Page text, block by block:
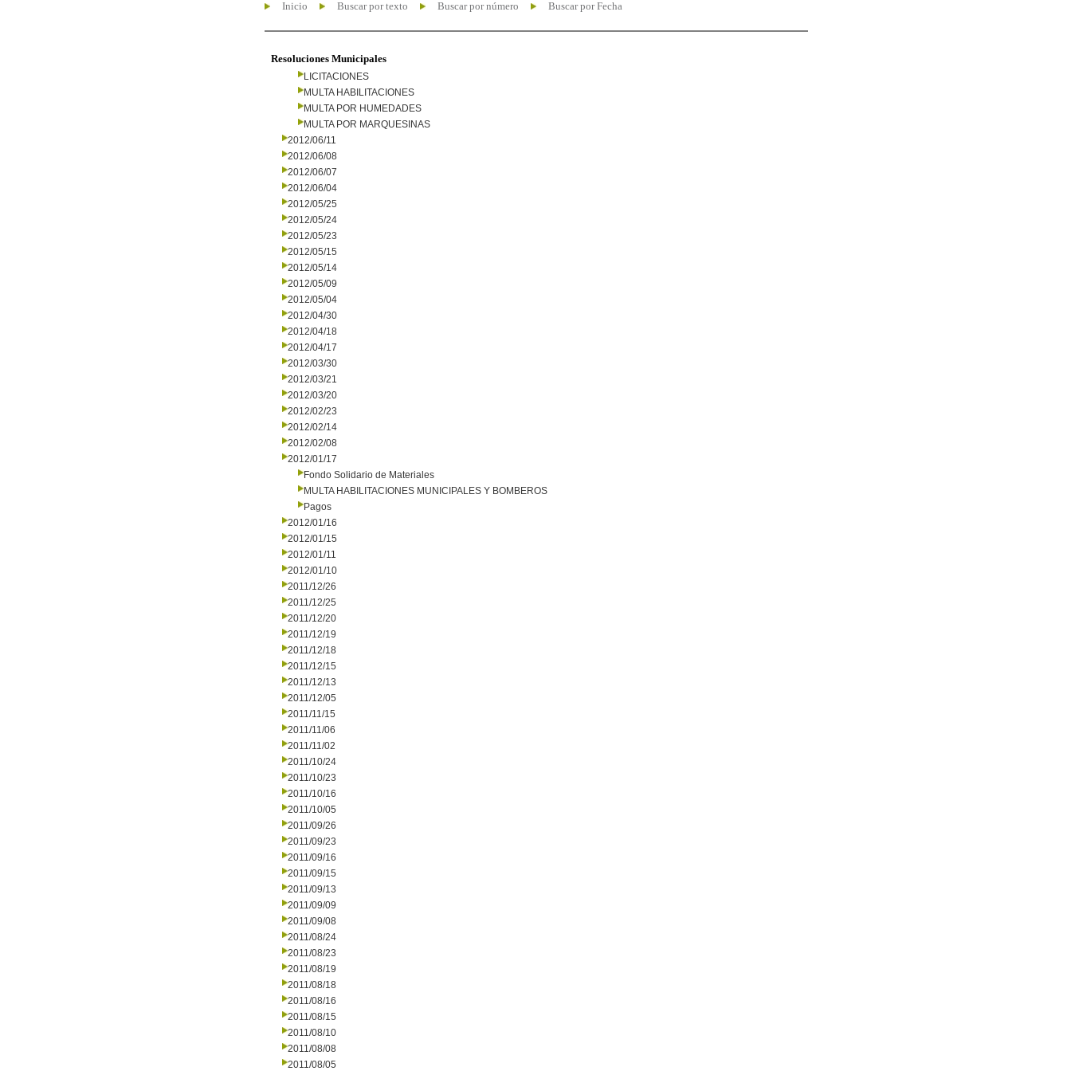
Inicio Buscar por texto Buscar por número Buscar por Fecha
Resoluciones Municipales
LICITACIONES
MULTA HABILITACIONES
MULTA POR HUMEDADES
MULTA POR MARQUESINAS
2012/06/11
2012/06/08
2012/06/07
2012/06/04
2012/05/25
2012/05/24
2012/05/23
2012/05/15
2012/05/14
2012/05/09
2012/05/04
2012/04/30
2012/04/18
2012/04/17
2012/03/30
2012/03/21
2012/03/20
2012/02/23
2012/02/14
2012/02/08
2012/01/17
Fondo Solidario de Materiales
MULTA HABILITACIONES MUNICIPALES Y BOMBEROS
Pagos
2012/01/16
2012/01/15
2012/01/11
2012/01/10
2011/12/26
2011/12/25
2011/12/20
2011/12/19
2011/12/18
2011/12/15
2011/12/13
2011/12/05
2011/11/15
2011/11/06
2011/11/02
2011/10/24
2011/10/23
2011/10/16
2011/10/05
2011/09/26
2011/09/23
2011/09/16
2011/09/15
2011/09/13
2011/09/09
2011/09/08
2011/08/24
2011/08/23
2011/08/19
2011/08/18
2011/08/16
2011/08/15
2011/08/10
2011/08/08
2011/08/05